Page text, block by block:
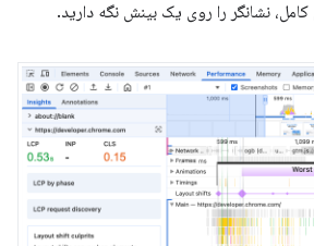
نشانگر را روی یک بینش نگه دارید.